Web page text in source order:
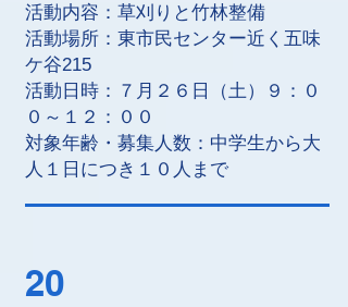
活動内容：草刈りと竹林整備
活動場所：東市民センター近く五味
ケ谷215
活動日時：７月２６日（土）９：０
０～１２：００
対象年齢・募集人数：中学生から大
人１日につき１０人まで
20